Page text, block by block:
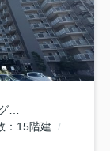
-三丁目不動産- ダイアパレスビッグウィング深谷 内工事
15階建